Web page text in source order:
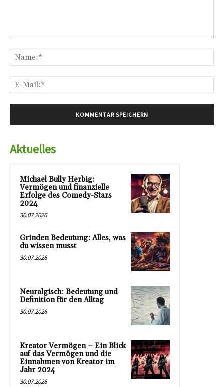
Aktuelles
Michael Bully Herbig:
Vermögen und finanzielle
Erfolge des Comedy-Stars
2024
30.07.2026
Grinden Bedeutung: Alles, was
du wissen musst
30.07.2026
Neuralgisch: Bedeutung und
Definition für den Alltag
30.07.2026
Kreator Vermögen – Ein Blick
auf das Vermögen und die
Einnahmen von Kreator im
Jahr 2024
30.07.2026